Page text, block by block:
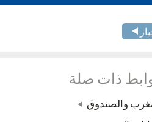
ذات صلة
والصندوق